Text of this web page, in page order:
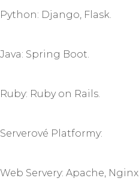
Python: Django, Flask.
Java: Spring Boot.
Ruby: Ruby on Rails.
Serverové Platformy:
Web Servery: Apache, Nginx.